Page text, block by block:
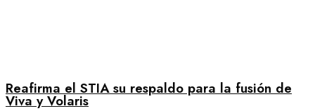
Reafirma el STIA su respaldo para la fusión de
Viva y Volaris